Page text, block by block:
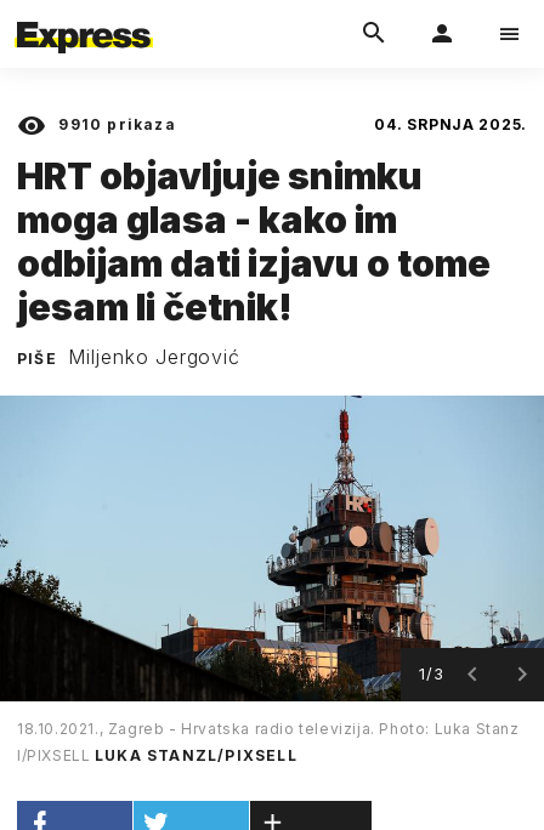
9910 prikaza 04. SRPNJA 2025.
HRT objavljuje snimku
moga glasa - kako im
odbijam dati izjavu o tome
jesam li četnik!
PIŠE Miljenko Jergović
1/3
18.10.2021., Zagreb - Hrvatska radio televizija. Photo: Luka Stanz
l/PIXSELL
LUKA STANZL/PIXSELL